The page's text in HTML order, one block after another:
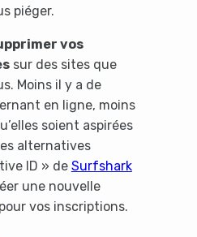
piéger.
vos
sur des sites que
Moins il y a de
en ligne, moins
soient aspirées
alternatives
ID » de Surfshark
une nouvelle
vos inscriptions.